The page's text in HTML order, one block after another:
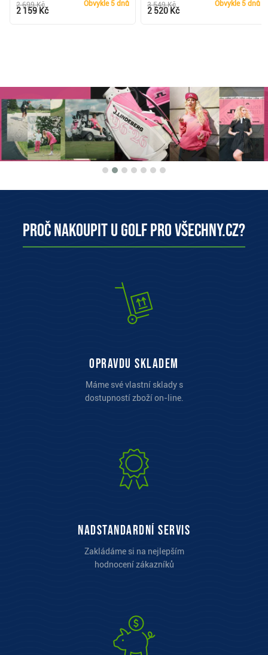
Obvykle 5 dnů
2 699 Kč
2 159 Kč
Obvykle 5 dnů
3 549 Kč
2 520 Kč
Proč nakoupit u Golf pro všechny.cz?
opravdu skladem
Máme své vlastní sklady s
dostupností zboží on-line.
Nadstandardní servis
Zakládáme si na nejlepším
hodnocení zákazníků